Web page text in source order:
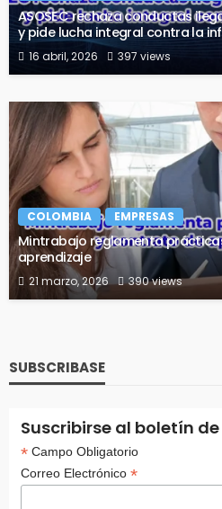
ASOSEC rechaza conductas
y pide lucha integral contra la
16 abril, 2026 397 views
COLOMBIA EMPRESAS
Mintrabajo reglamenta
aprendizaje
21 marzo, 2026 390 views
SUBSCRIBASE
Suscribirse al boletín
*Campo Obligatorio
Correo Electrónico *